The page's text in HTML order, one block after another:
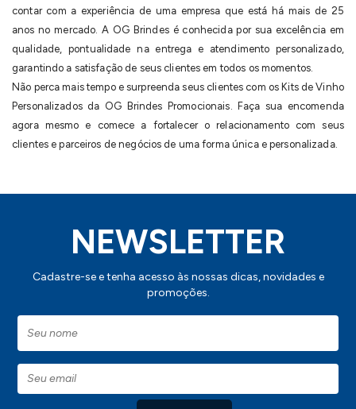
contar com a experiência de uma empresa que está há mais de 25
anos no mercado. A OG Brindes é conhecida por sua excelência em
qualidade, pontualidade na entrega e atendimento personalizado,
garantindo a satisfação de seus clientes em todos os momentos.
Não perca mais tempo e surpreenda seus clientes com os Kits de Vinho
Personalizados da OG Brindes Promocionais. Faça sua encomenda
agora mesmo e comece a fortalecer o relacionamento com seus
clientes e parceiros de negócios de uma forma única e personalizada.
NEWSLETTER
Cadastre-se e tenha acesso às nossas dicas, novidades e
promoções.